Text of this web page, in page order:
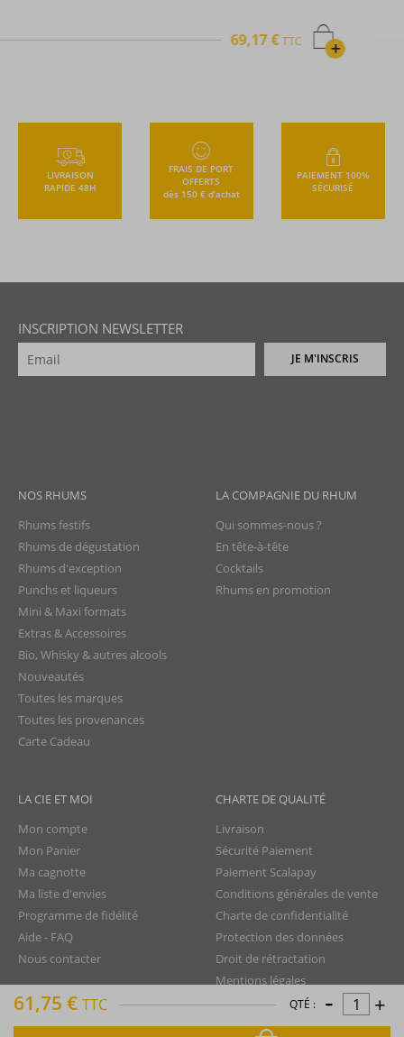
61,75 € TTC QTÉ : - +
63,86 € TTC
LIVRAISON
RAPIDE 48H
FRAIS DE PORT
OFFERTS
dès 150 € d’achat
PAIEMENT 100%
SÉCURISÉ
INSCRIPTION NEWSLETTER
JE M'INSCRIS
NOS RHUMS
Rhums festifs
Rhums de dégustation
Rhums d'exception
Punchs et liqueurs
Mini & Maxi formats
Extras & Accessoires
Bio, Whisky & autres alcools
Nouveautés
Toutes les marques
Toutes les provenances
Carte Cadeau
LA COMPAGNIE DU RHUM
Qui sommes-nous ?
En tête-à-tête
Cocktails
Rhums en promotion
LA CIE ET MOI
Mon compte
Mon Panier
Ma cagnotte
Ma liste d'envies
Programme de fidélité
Aide - FAQ
Nous contacter
CHARTE DE QUALITÉ
Livraison
Sécurité Paiement
Paiement Scalapay
Conditions générales de vente
Charte de confidentialité
Protection des données
Droit de rétractation
Mentions légales
Plan du site